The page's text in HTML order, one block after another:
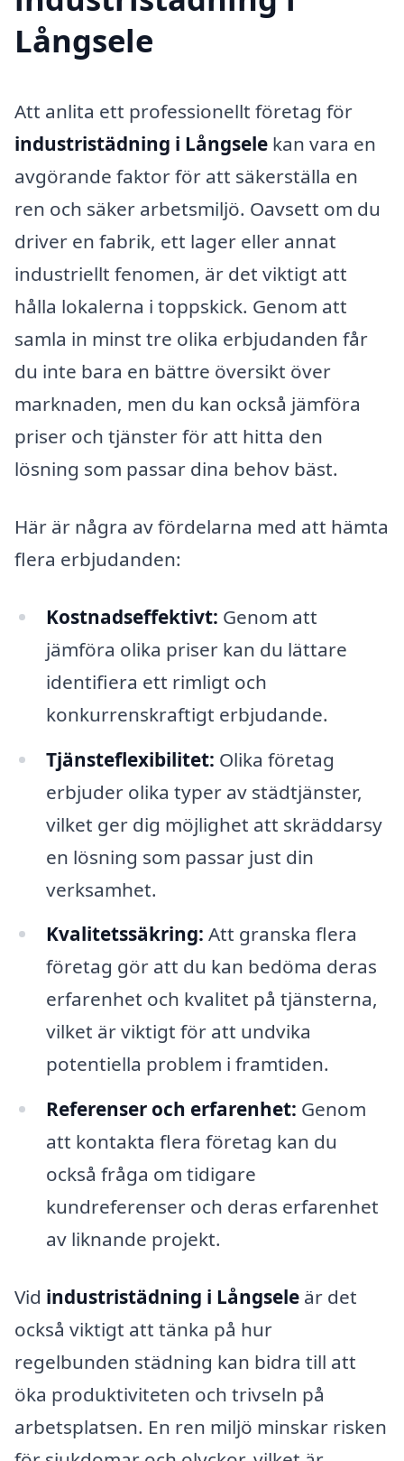
Långsele
Att anlita ett professionellt företag för
industristädning i Långsele kan vara en
avgörande faktor för att säkerställa en
ren och säker arbetsmiljö. Oavsett om du
driver en fabrik, ett lager eller annat
industriellt fenomen, är det viktigt att
hålla lokalerna i toppskick. Genom att
samla in minst tre olika erbjudanden får
du inte bara en bättre översikt över
marknaden, men du kan också jämföra
priser och tjänster för att hitta den
lösning som passar dina behov bäst.
Här är några av fördelarna med att hämta
flera erbjudanden:
Kostnadseffektivt: Genom att
jämföra olika priser kan du lättare
identifiera ett rimligt och
konkurrenskraftigt erbjudande.
Tjänsteflexibilitet: Olika företag
erbjuder olika typer av städtjänster,
vilket ger dig möjlighet att skräddarsy
en lösning som passar just din
verksamhet.
Kvalitetssäkring: Att granska flera
företag gör att du kan bedöma deras
erfarenhet och kvalitet på tjänsterna,
vilket är viktigt för att undvika
potentiella problem i framtiden.
Referenser och erfarenhet: Genom
att kontakta flera företag kan du
också fråga om tidigare
kundreferenser och deras erfarenhet
av liknande projekt.
Vid industristädning i Långsele är det
också viktigt att tänka på hur
regelbunden städning kan bidra till att
öka produktiviteten och trivseln på
arbetsplatsen. En ren miljö minskar risken